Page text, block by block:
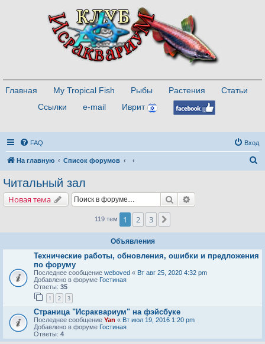
Главная My Tropical Fish Рыбы Растения
Статьи
Ссылки
e-mail Иврит
FAQ Вход
На главную Список форумов
Читальный зал
Новая тема Поиск
119 тем 1 2 3
Объявления
Технические работы, обновления, ошибки и предложения
по форуму
Последнее сообщение weboved « Вт авг 25, 2020 4:32 pm
Добавлено в форуме Гостиная
Ответы: 35
1 2 3
Страница "Исраквариум" на фэйсбуке
Последнее сообщение Yan « Вт июл 19, 2016 1:20 pm
Добавлено в форуме Гостиная
Ответы: 4